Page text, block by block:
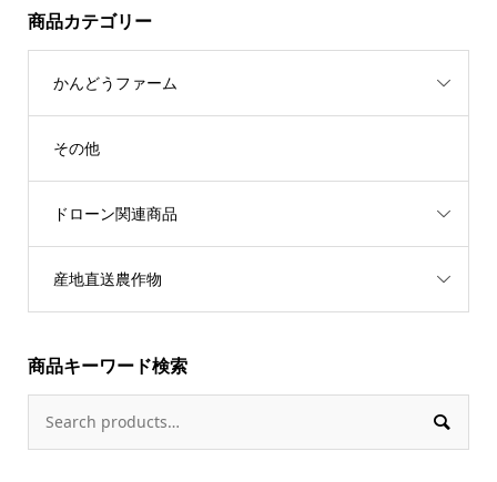
商品カテゴリー
かんどうファーム
その他
ドローン関連商品
産地直送農作物
商品キーワード検索
